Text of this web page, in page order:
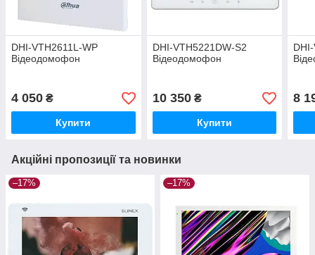
DHI-VTH2611L-WP
Відеодомофон
4 050 ₴
Купити
DHI-VTH5221DW-S2
Відеодомофон
10 350₴
Купити
8
Акційні пропозиції та новинки
–17% –17%